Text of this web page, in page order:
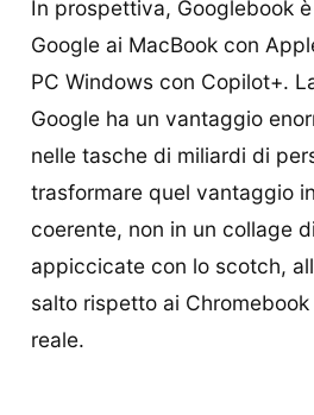
In prospettiva, Googlebook
Google ai MacBook con
PC Windows con Copilot+.
Google ha un vantaggio
nelle tasche di miliardi di
trasformare quel vantaggio
coerente, non in un collage
appiccicate con lo scotch,
salto rispetto ai
reale.